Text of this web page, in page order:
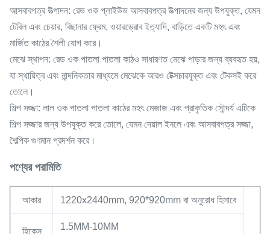
আসবাবপত্র উত্পাদন: রেড ওক প্লাইউড আসবাবপত্র উত্পাদনের জন্য উপযুক্ত, যেমন
টেবিল এবং চেয়ার, বিছানার ফ্রেম, ওয়ারড্রোব ইত্যাদি, বাড়িতে একটি মহৎ এবং
মার্জিত কাঠের শৈলী যোগ করে।
মেঝে স্থাপন: রেড ওক পাতলা পাতলা কাঠও সাধারণত মেঝে পাড়ার জন্য ব্যবহৃত হয়,
যা স্থায়িত্ব এবং নান্দনিকতার মাধ্যমে মেঝেকে আরও টেক্সচারযুক্ত এবং টেকসই করে
তোলে।
শিল্প সজ্জা: লাল ওক পাতলা পাতলা কাঠের মহৎ মেজাজ এবং প্রাকৃতিক সৌন্দর্য এটিকে
শিল্প সজ্জার জন্য উপযুক্ত করে তোলে, যেমন দেয়াল ইনলে এবং আসবাবপত্র সজ্জা,
শৈল্পিক গুণমান প্রদর্শন করে।
পণ্যের পরামিতি
আকার 1220x2440mm, 920*920mm বা অনুরোধ হিসাবে
হিকেন্স 1.5MM-10MM